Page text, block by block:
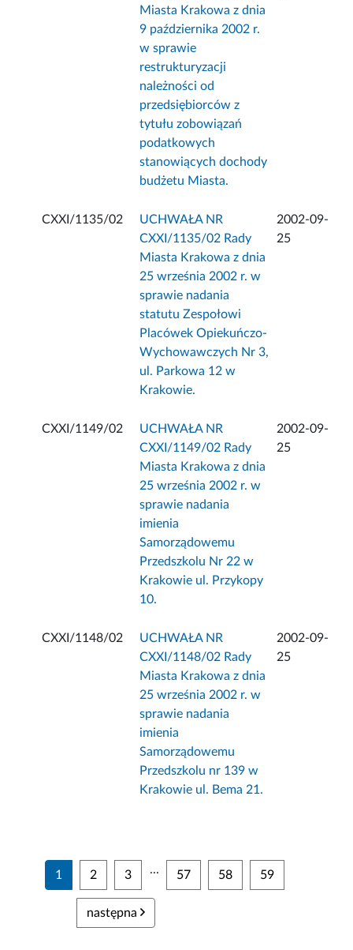
Miasta Krakowa z dnia
9 października 2002 r.
w sprawie
restrukturyzacji
należności od
przedsiębiorców z
tytułu zobowiązań
podatkowych
stanowiących dochody
budżetu Miasta.
CXXI/1135/02
UCHWAŁA NR
CXXI/1135/02 Rady
Miasta Krakowa z dnia
25 września 2002 r. w
sprawie nadania
statutu Zespołowi
Placówek Opiekuńczo-
Wychowawczych Nr 3,
ul. Parkowa 12 w
Krakowie.
2002-09-
25
CXXI/1149/02
UCHWAŁA NR
CXXI/1149/02 Rady
Miasta Krakowa z dnia
25 września 2002 r. w
sprawie nadania
imienia
Samorządowemu
Przedszkolu Nr 22 w
Krakowie ul. Przykopy
10.
2002-09-
25
CXXI/1148/02
UCHWAŁA NR
CXXI/1148/02 Rady
Miasta Krakowa z dnia
25 września 2002 r. w
sprawie nadania
imienia
Samorządowemu
Przedszkolu nr 139 w
Krakowie ul. Bema 21.
2002-09-
25
1 2 3 ... 57 58 59
następna